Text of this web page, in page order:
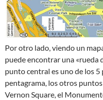
Por otro lado, viendo un
puede encontrar una «rueda
punto central es uno de los
pentagrama, los otros
Vernon Square, el